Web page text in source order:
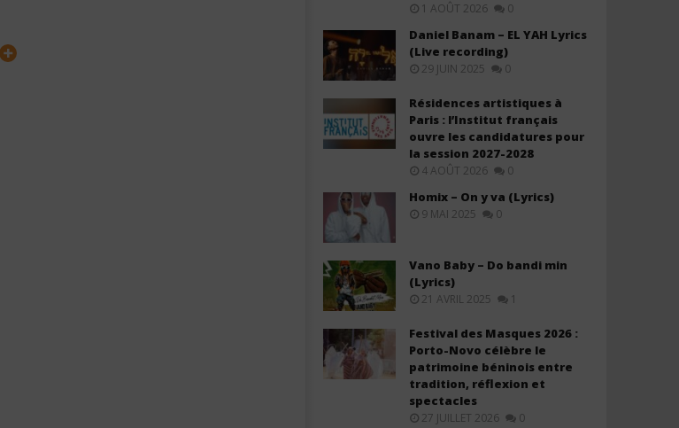
Zaho ft Yuri Buenaventura -
Coeur de Pirate (Lyrics +
Translation)
décembre
Luis Fonsi ft Feid -
2025
Stone
1 AOÛT 2026 0
Daniel Banam – EL YAH Lyrics
(Live recording)
29 JUIN 2025 0
Résidences artistiques à
Paris : l’Institut français
ouvre les candidatures pour
la session 2027-2028
4 AOÛT 2026 0
Homix – On y va (Lyrics)
9 MAI 2025 0
Vano Baby – Do bandi min
(Lyrics)
21 AVRIL 2025 1
Festival des Masques 2026 :
Porto-Novo célèbre le
patrimoine béninois entre
tradition, réflexion et
spectacles
27 JUILLET 2026 0